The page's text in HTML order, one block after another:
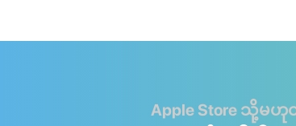
Apple Store သို့မ